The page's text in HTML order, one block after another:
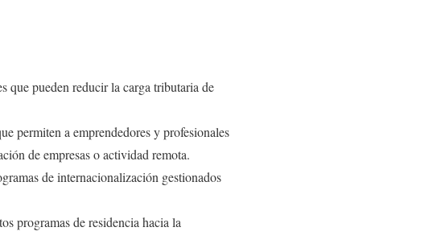
que pueden reducir la carga tributaria de
permiten a emprendedores y profesionales
de empresas o actividad remota.
de internacionalización gestionados
programas de residencia hacia la